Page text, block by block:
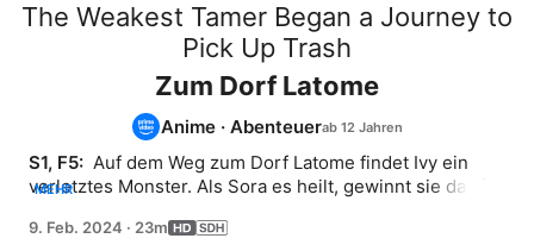
The Weakest Tamer Began a Journey to
Pick Up Trash
Zum Dorf Latome
Anime · Abenteuer
S1, F5: Auf dem Weg zum Dorf Latome findet Ivy ein
verletztes Monster. Als Sora es heilt, gewinnt sie damit
begleitet. Doch die Wache am Tor macht Ivy so viel
MEHR
9. Feb. 2024 · 23m